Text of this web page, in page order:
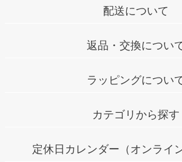
配送について
返品・交換につい
ラッピングについ
カテゴリから探す
定休日カレンダー（オンライ